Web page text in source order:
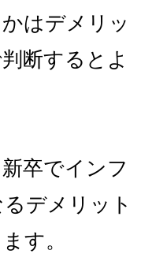
はデメリッ
断するとよ
卒でインフ
デメリット
す。